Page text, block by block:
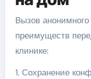
Вызов
преимуществ
клинике:
1. Сохранение